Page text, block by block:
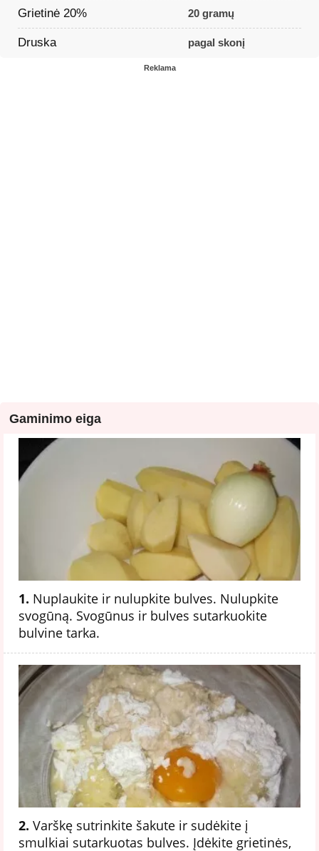
Grietinė 20% 20 gramų
Druska pagal skonį
Reklama
Gaminimo eiga
1. Nuplaukite ir nulupkite bulves. Nulupkite
svogūną. Svogūnus ir bulves sutarkuokite
bulvine tarka.
2. Varškę sutrinkite šakute ir sudėkite į
smulkiai sutarkuotas bulves. Įdėkite grietinės,